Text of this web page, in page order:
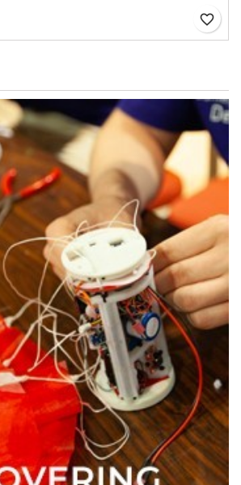
recuperaciones suaves y una experiencia
de construcción tan refinada como los
favorite_border